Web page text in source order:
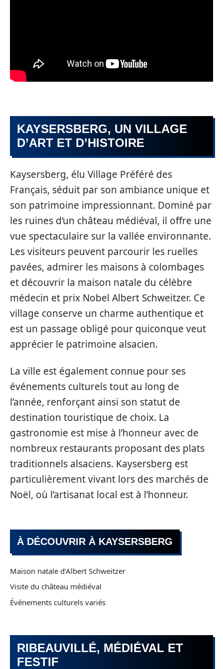
KAYSERSBERG, UN VILLAGE
D’ART ET D’HISTOIRE
Kaysersberg, élu Village Préféré des
Français, séduit par son ambiance unique et
son patrimoine impressionnant. Dominé par
les ruines d’un château médiéval, il offre une
vue spectaculaire sur la vallée environnante.
Les visiteurs peuvent parcourir les ruelles
pavées, admirer les maisons à colombages
et découvrir la maison natale du célèbre
médecin et prix Nobel Albert Schweitzer. Ce
village conserve un charme authentique et
est un passage obligé pour quiconque veut
apprécier le patrimoine alsacien.
La ville est également connue pour ses
événements culturels tout au long de
l’année, renforçant ainsi son statut de
destination touristique de choix. La
gastronomie est mise à l’honneur avec de
nombreux restaurants proposant des plats
traditionnels alsaciens. Kaysersberg est
particulièrement vivant lors des marchés de
Noël, où l’artisanat local est à l’honneur.
À DÉCOUVRIR À KAYSERSBERG
Maison natale d’Albert Schweitzer
Visite du château médiéval
Événements culturels variés
RIBEAUVILLÉ, MÉDIÉVAL ET
FESTIF